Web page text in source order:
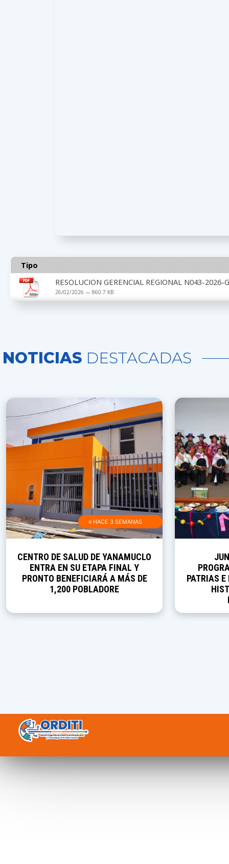
Tipo
RESOLUCION GERENCIAL REGIONAL N043-2026-
26/02/2026 — 860.7 KB
NOTICIAS DESTACADAS
≡ HACE 3 SEMANAS
CENTRO DE SALUD DE YANAMUCLO
ENTRA EN SU ETAPA FINAL Y
PRONTO BENEFICIARÁ A MÁS DE
1,200 POBLADORE
PATRIAS